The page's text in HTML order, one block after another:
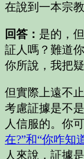
在說到一本宗
回答： 是的，
証人嗎？難道
你所說，我把
但實際上遠不
考慮証據是不
人信服的。你
在?”和“你咋知
人來說，証據